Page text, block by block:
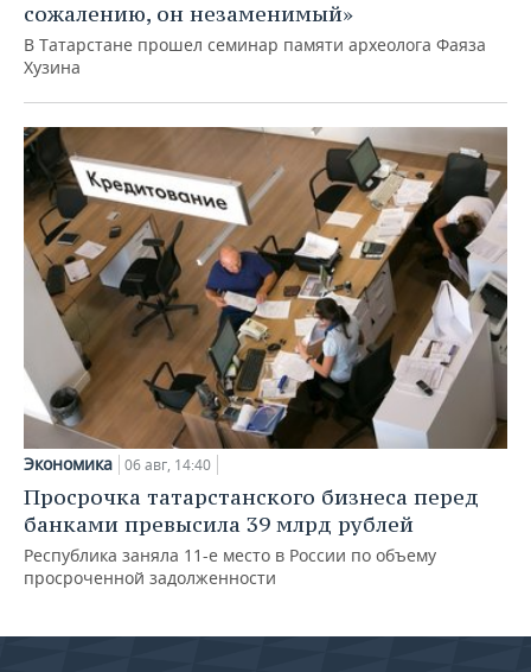
сожалению, он незаменимый»
В Татарстане прошел семинар памяти археолога Фаяза
Хузина
Экономика 06 авг, 14:40
Просрочка татарстанского бизнеса перед
банками превысила 39 млрд рублей
Республика заняла 11-е место в России по объему
просроченной задолженности